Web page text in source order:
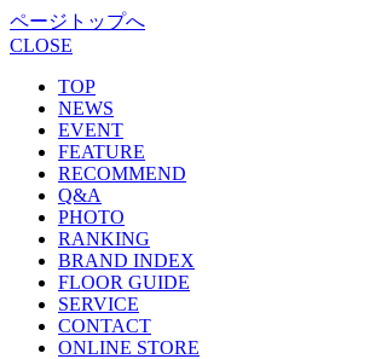
ページトップへ
CLOSE
TOP
NEWS
EVENT
FEATURE
RECOMMEND
Q&A
PHOTO
RANKING
BRAND INDEX
FLOOR GUIDE
SERVICE
CONTACT
ONLINE STORE